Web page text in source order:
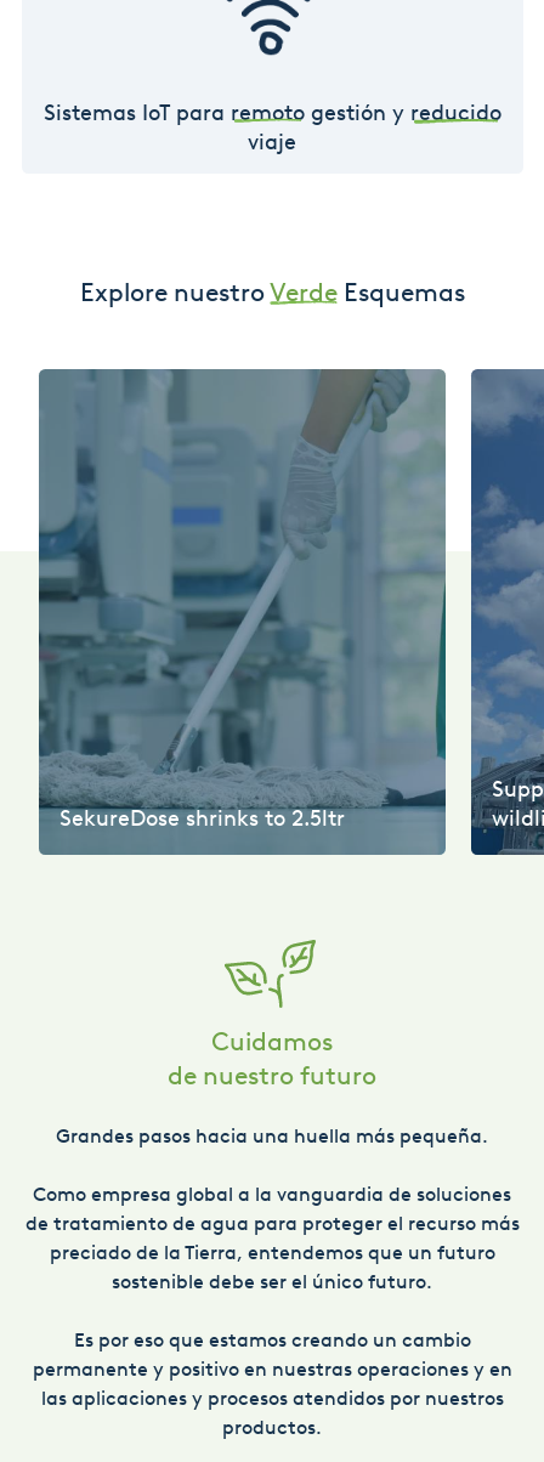
Sistemas IoT para remotogestión y reducido
viaje
Explore nuestroVerdeEsquemas
SekureDose shrinks to 2.5ltr
Cuidamos
de nuestro futuro
Grandes pasos hacia una huella más pequeña.
Como empresa global a la vanguardia de soluciones
de tratamiento de agua para proteger el recurso más
preciado de la Tierra, entendemos que un futuro
sostenible debe ser el único futuro.
Es por eso que estamos creando un cambio
permanente y positivo en nuestras operaciones y en
las aplicaciones y procesos atendidos por nuestros
productos.